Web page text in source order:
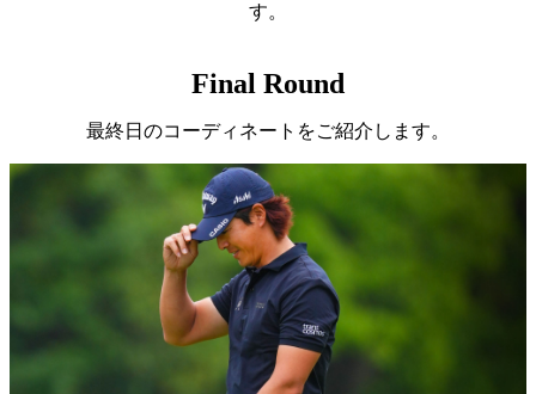
す。
Final Round
最終日のコーディネートをご紹介します。